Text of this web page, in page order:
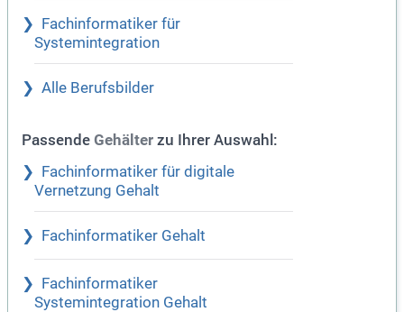
Fachinformatiker für
Systemintegration
Alle Berufsbilder
Passende Gehälter zu Ihrer Auswahl:
Fachinformatiker für digitale
Vernetzung Gehalt
Fachinformatiker Gehalt
Fachinformatiker
Systemintegration Gehalt